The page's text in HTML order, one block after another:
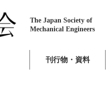
The Japan Society of
Mechanical Engineers
刊行物・資料